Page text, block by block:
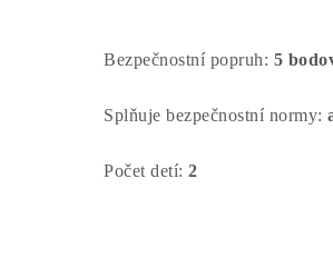
Bezpečnostní popruh: 5
Splňuje bezpečnostní normy:
Počet detí: 2